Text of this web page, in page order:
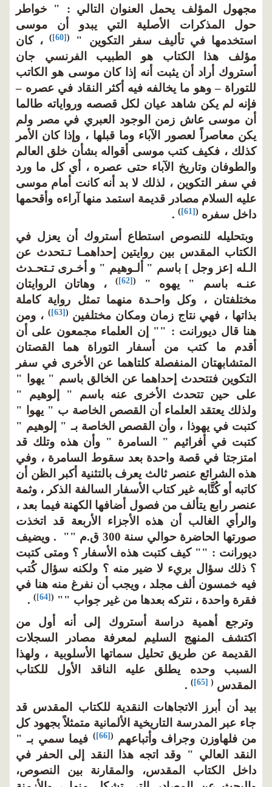
مجهول المؤلف يحمل العنوان التالي : " خواطر
حول المذكرات الأصلية التي يبدو أن موسى
استخدمها في تأليف سفر التكوين "
(
[60]
)، كان
مؤلف هذا الكتاب هو الطبيب الفرنسي جان
أستروك أراد أن يثبت أنه إذا كان موسى هو الكاتب
للتوراة – وهو ما يخالفه فيه أكثر النقاد في عصره –
فإنه لم يكن شاهد عيان لكل قصصه ورواياته طالما
أن موسى عاش زمن الوجود العبري في مصر ولم
يكن معاصراً لعصور الآباء وما قبلها ، وإذا كان الأمر
كذلك ، فكيف كتب موسى أقواله بشأن خلق العالم
والطوفان وتاريخ الآباء حتى عصره ، أي كل ما ورد
في سفر التكوين ، لذلك لا بد أنه كانت أمام موسى
عليه السلام مصادر قديمة استمد منها آراءه وأقحمها
داخل سفره (
[61]
)
.
وبتحليله للنصوص استطاع أستروك أن يعزل في
الكتاب المقدس بين روايتين إحداهمـا تـتحدث عن
الـله [عز وجل ] باسم " ألـوهيم " و أخـرى تـتحـدث
عنـه باسم " يهوه "
(
[62]
)
، وهاتان الروايتان
مختلفتان ، وكل واحـدة منهما تمثل رواية كاملة
بذاتها ، فهي نتاج زمان ومكان مختلفين (
[63]
) ، ومن
هنا قال ديورانت : "" إن العلماء مجمعون على أن
أقدم ما كتب من أسفار التوراة هما القصتان
المتشابهتان المنفصلة كلتاهما عن الأخرى في سفر
التكوين فتتحدث إحداهما عن الخالق باسم " يهوا "
على حين تتحدث الأخرى عنه باسم " إلوهيم "
ولذلك يعتقد العلماء أن القصص الخاصة ب " يهوا "
كتبت في يهوذا ، وأن القصص الخاصة بـ " إلوهيم "
كتبت في أفرائيم " السامرة " وأن هذه وتلك قد
امتزجتا في قصة واحدة بعد سقوط السامرة ، وفي
هذه الشرائع عنصر ثالث يعرف بالتثنية أكبر الظن أن
كاتبه أو كُتَّابه غير كتاب الأسفار السالفة الذكر ، وثمة
عنصر رابع يتألف من فصول أضافها الكهنة فيما بعد ،
والرأي الغالب أن هذه الأجزاء الأربعة قد اتخذت
صورتها الحاضرة حوالي سنة 300 ق.م "" . ويضيف
ديورانت : "" كيف كتبت هذه الأسفار ؟ ومتى كتبت
؟ ذلك سؤال بريء لا ضير منه ؟ ولكنه سؤال كُتب
فيه خمسون ألف مجلد ، ويجب أن نفرغ منه هنا في
فقرة واحدة ، نتركه بعدها من غير جواب "" (
[64]
)
.
وترجع أهمية دراسة أستروك إلى أنه أول من
اكتشف المنهج السليم لمعرفة مصادر السجلات
القديمة عن طريق تحليل سماتها الأسلوبية ، ولهذا
السبب وحده يطلق عليه الناقد الأول للكتاب
المقدس (
[65]
)
.
بيد أن أبرز الاتجاهات النقدية للكتاب المقدس قد
جاء عبر المدرسة التاريخية الألمانية متمثلاً بجهود كل
من فلهاوزن وجراف وأتباعهم
(
[66]
) فيما سمي بـ "
النقد العالي " وقد اتجه هذا النقد إلى الحفر في
داخل الكتاب المقدس، والمقارنة بين النصوص،